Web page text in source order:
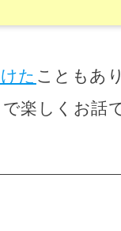
た こともあ
楽しくお話